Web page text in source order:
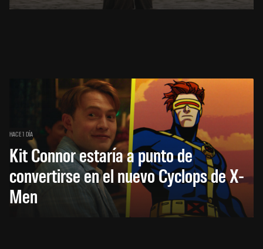
HACE 1 DÍA
Kit Connor estaría a punto de
convertirse en el nuevo Cyclops de X-
Men